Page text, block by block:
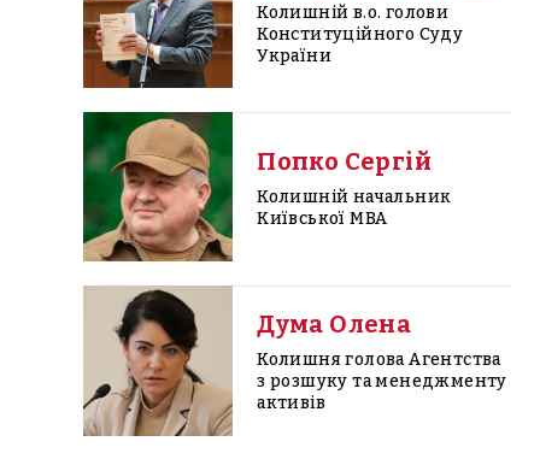
Колишній в.о. голови
Конституційного Суду
України
Попко Сергій
Колишній начальник
Київської МВА
Дума Олена
Колишня голова Агентства
з розшуку та менеджменту
активів